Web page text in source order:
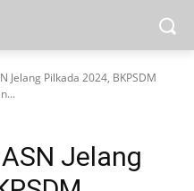
Jelang Pilkada 2024, BKPSDM
Jelang